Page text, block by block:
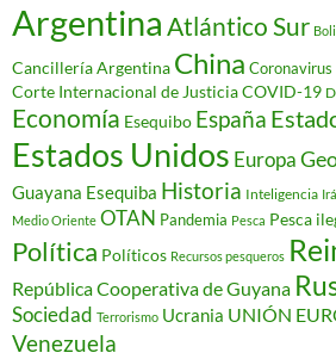
Argentina Atlántico Sur
Cancillería Argentina China Coronavirus
Corte Internacional de JusticiaCOVID-19
Economía Esequibo España
Estados Unidos Europa
Guayana Esequiba Historia Inteligencia
Medio Oriente OTAN Pandemia Pesca Pesca
Política Políticos Recursos pesqueros
República Cooperativa de Guyana
Sociedad Terrorismo Ucrania UNIÓN
Venezuela